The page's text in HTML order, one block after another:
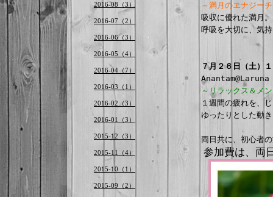
～満月のエナジー
吸収に優れた満月。
呼吸を大切に、気
７月２６日（土）
～リラックス＆メ
１週間の疲れを、
ゆったりとした動
参加費は、
2016-08（3）
2016-07（2）
2016-06（3）
2016-05（4）
2016-04（7）
2016-03（1）
2016-02（3）
2016-01（3）
2015-12（3）
2015-11（4）
2015-10（1）
2015-09（2）